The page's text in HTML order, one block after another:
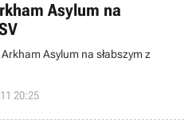
Asylum na
Asylum na słabszym z
20:25